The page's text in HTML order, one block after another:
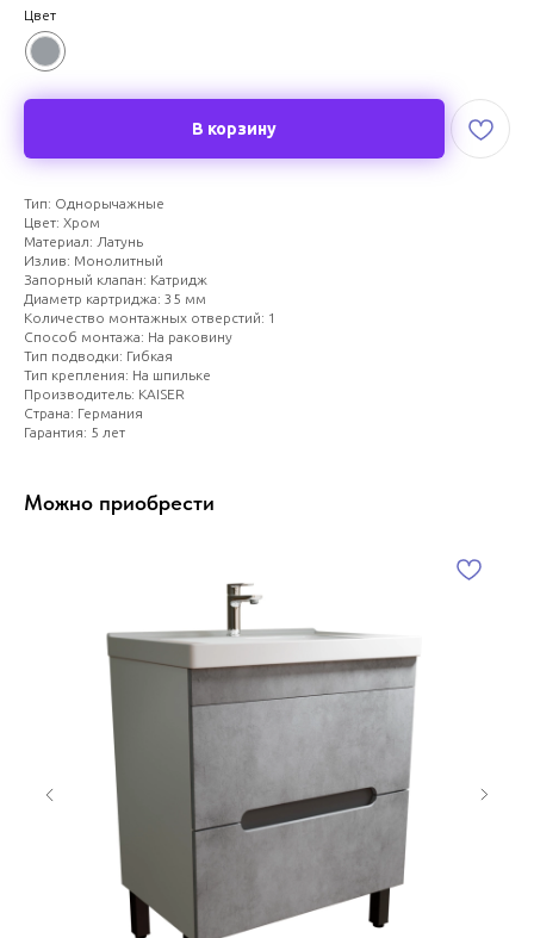
Цвет
В корзину
Тип: Однорычажные
Цвет: Хром
Материал: Латунь
Излив: Монолитный
Запорный клапан: Катридж
Диаметр картриджа: 35 мм
Количество монтажных отверстий: 1
Способ монтажа: На раковину
Тип подводки: Гибкая
Тип крепления: На шпильке
Производитель: KAISER
Страна: Германия
Гарантия: 5 лет
Можно приобрести